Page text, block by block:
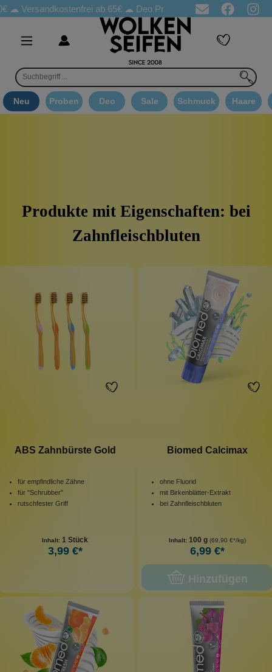
Versandkostenfrei ab 65€☁ Deo Proben in jeder Bestellung
Neu Proben Deo Sale Schmuck Haare
Produkte mit Eigenschaften: bei
Zahnfleischbluten
ABS Zahnbürste Gold
für empfindliche Zähne
für "Schrubber"
rutschfester Griff
Inhalt: 1 Stück
3,99 €*
Biomed Calcimax
ohne Fluorid
mit Birkenblätter-Extrakt
bei Zahnfleischbluten
Inhalt: 100 g (69,90 €*/kg)
6,99 €*
Hinzufügen